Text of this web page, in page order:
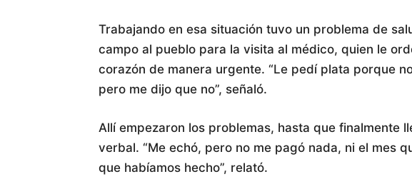
Trabajando en esa situación tuvo un problema de
campo al pueblo para la visita al médico, quien le
corazón de manera urgente. “Le pedí plata porque
pero me dijo que no”, señaló.
Allí empezaron los problemas, hasta que finalmente
verbal. “Me echó, pero no me pagó nada, ni el mes
que habíamos hecho”, relató.